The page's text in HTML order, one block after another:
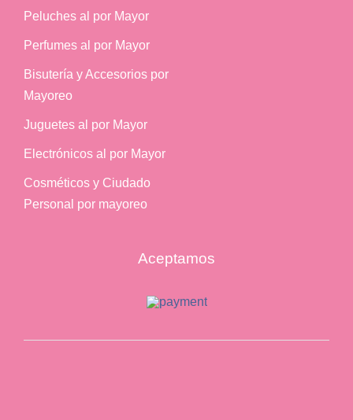
Peluches al por Mayor
Perfumes al por Mayor
Bisutería y Accesorios por
Mayoreo
Juguetes al por Mayor
Electrónicos al por Mayor
Cosméticos y Ciudado
Personal por mayoreo
Aceptamos